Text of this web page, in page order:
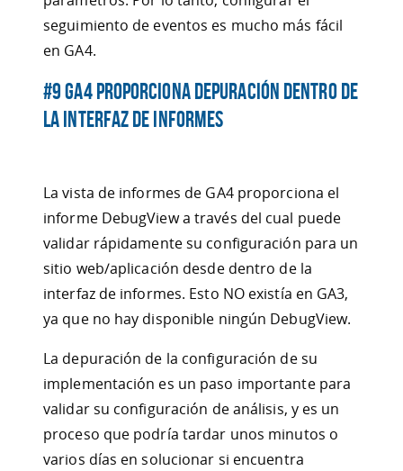
seguimiento de eventos es mucho más fácil
en GA4.
#9 GA4 proporciona depuración dentro de
la interfaz de informes
La vista de informes de GA4 proporciona el
informe DebugView a través del cual puede
validar rápidamente su configuración para un
sitio web/aplicación desde dentro de la
interfaz de informes. Esto NO existía en GA3,
ya que no hay disponible ningún DebugView.
La depuración de la configuración de su
implementación es un paso importante para
validar su configuración de análisis, y es un
proceso que podría tardar unos minutos o
varios días en solucionar si encuentra